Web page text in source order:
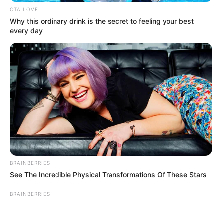
CTA LOVE
Why this ordinary drink is the secret to feeling your best
every day
BRAINBERRIES
See The Incredible Physical Transformations Of These Stars
BRAINBERRIES